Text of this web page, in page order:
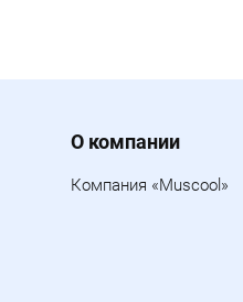
Menu footer
О компании
Компания «Muscool»